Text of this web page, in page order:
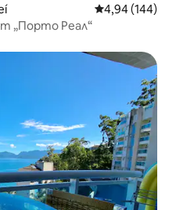
Средна
4,94 (144)
„Порто Реал“